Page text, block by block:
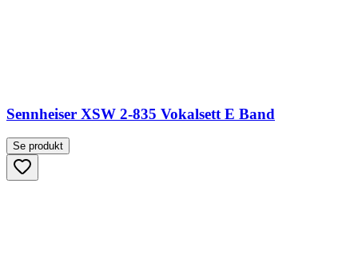
Sennheiser XSW 2-835 Vokalsett E Band
Se produkt